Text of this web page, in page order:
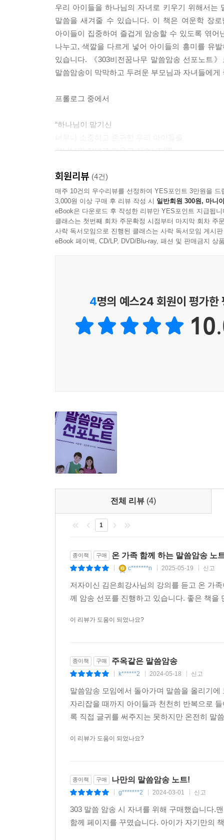
우리 아이들을 하나님의 자녀로 키우기 위해서는
말씀을 새겨줄 수 있습니다. 이 책은 여운학 장로
아이들이 집중하여 즐겁게 암송할 수 있도록 엮
나누고, 색깔을 다르게 넣어 아이들의 흥미를 유
있습니다. 《303비전꿈나무 말씀암송 선포노트
말씀암송이 막막하고 두려운 부모님과 자녀들에
프롤로그 중에서
“하나님이 맡기신
하나님의 자녀로 키우고 싶습니다!!”
우리는 하나님의 말씀을 싫어하는 것도,
말씀암송을 싫어하는 것도 아닙니다.
말씀암송을 단순 암기라고 생각하기 때문에 어려
하지만 아닙니다. 말씀암송은 암기과목이 아닙니다.
삶의 우선순위에 관한 문제입니다.
말씀암송을 내 삶의 우선순위로 두고
아이들의 동기를 유발하면서 즐겁게 말씀을 선포
어느 날 암송이 되는 놀라운 경험을 하게 됩니다.
5. 말씀주소를 두 번 선포하세요.
6. 손가락으로 가리키며 암송하세요
7. 암송교재로 사용하세요.
8. 가정에서 암송예배 드릴 때 사용하세요.
9. 유산으로 남겨주세요
회원리뷰 (4건)
매주 10건의 우수리뷰를 선정하여 YES포인트 3만원을 드
3,000원 이상 구매 후 리뷰 작성 시 일반회원 300원, 마니
eBook은 다운로드 후 작성한 리뷰만 YES포인트 지급됩니
클래스는 첫번째 회차 주문확정 시점부터 마지막 회차 주
사락 독서모임으로 진행된 클래스는 사락 독서모임 게시
eBook 페이백, CD/LP, DVD/Blu-ray, 패션 및 판매금지 상
4명의 예스24 회원이 평가한
전체 리뷰 (4)
1
종이책 구매 온 가족 함께 하는 말씀암송 노
c*******n 2025-05-19 신고
저자이신 김은희강사님의 강의를 듣고 온 가
께 암송 선포를 진행하고 있습니다. 좋은 책
이 리뷰가 도움이 되었나요?
종이책 구매 주옥같은 말씀암송
k******2 2024-05-18 신고
말씀암송 모임에서 돌아가며 말씀을 올리기
자리잡을 때까지 아이들과 천천히 반복으로
록 직접 글귀를 써주지는 못하지만 온전히 말
이 리뷰가 도움이 되었나요?
종이책 구매 나만의 말씀암송 노트!
g*******2 2024-03-01 신고
303 말씀 암송 시 자녀를 위해 구매했습니다.
함께 페이지를 꾸몄습니다. 아이가 자기만의